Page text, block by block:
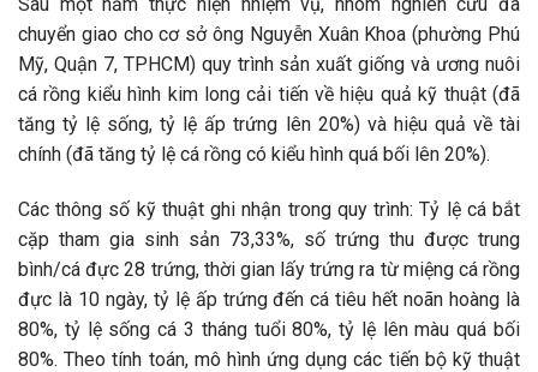
chuyển giao cho cơ sở ông Nguyễn Xuân Khoa (phường Phú
Mỹ, Quận 7, TPHCM) quy trình sản xuất giống và ương nuôi
cá rồng kiểu hình kim long cải tiến về hiệu quả kỹ thuật (đã
tăng tỷ lệ sống, tỷ lệ ấp trứng lên 20%) và hiệu quả về tài
chính (đã tăng tỷ lệ cá rồng có kiểu hình quá bối lên 20%).
Các thông số kỹ thuật ghi nhận trong quy trình: Tỷ lệ cá bắt
cặp tham gia sinh sản 73,33%, số trứng thu được trung
bình/cá đực 28 trứng, thời gian lấy trứng ra từ miệng cá rồng
đực là 10 ngày, tỷ lệ ấp trứng đến cá tiêu hết noãn hoàng là
80%, tỷ lệ sống cá 3 tháng tuổi 80%, tỷ lệ lên màu quá bối
80%. Theo tính toán, mô hình ứng dụng các tiến bộ kỹ thuật